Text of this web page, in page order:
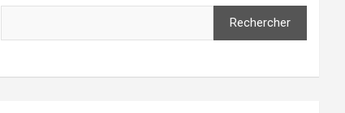
Rechercher